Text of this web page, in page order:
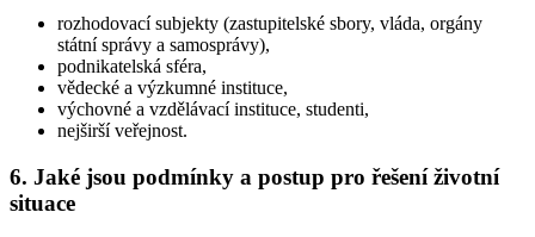
rozhodovací subjekty (zastupitelské sbory, vláda, orgány
státní správy a samosprávy),
podnikatelská sféra,
vědecké a výzkumné instituce,
výchovné a vzdělávací instituce, studenti,
nejširší veřejnost.
6. Jaké jsou podmínky a postup pro řešení životní
situace